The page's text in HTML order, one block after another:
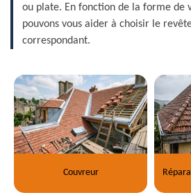
ou plate. En fonction de la forme de
pouvons vous aider à choisir le
correspondant.
Couvreur